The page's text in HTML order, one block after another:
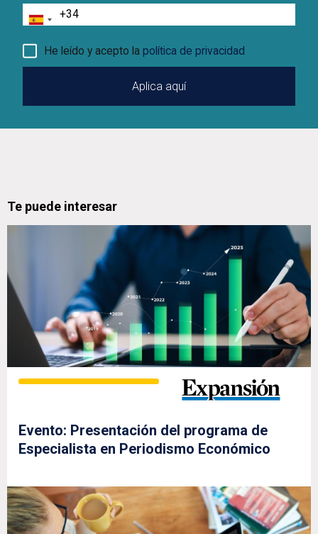
Teléfono
He leído y acepto la política de privacidad
Te puede interesar
Evento: Presentación del programa de
Especialista en Periodismo Económico